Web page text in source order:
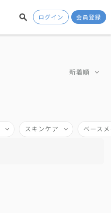
ログイン 会員登録
新着順
スキンケア ベース